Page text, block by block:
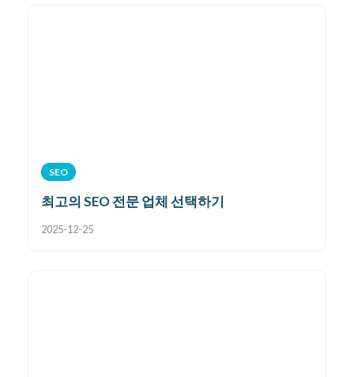
SEO
최고의 SEO 전문 업체 선택하기
2025-12-25